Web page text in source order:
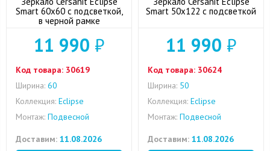
Smart 60x60 с подсветкой,
в черной рамке
11 990 ₽
Код товара: 30619
Ширина: 60
Коллекция: Eclipse
Монтаж: Подвесной
Доставим: 11.08.2026
Smart 50x122 с подсветкой
11 990 ₽
Код товара: 30624
Ширина: 50
Коллекция: Eclipse
Монтаж: Подвесной
Доставим: 11.08.2026